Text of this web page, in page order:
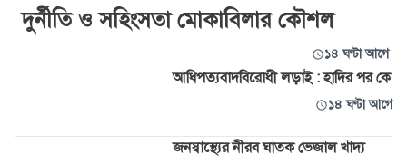
দুর্নীতি ও সহিংসতা মোকাবিলার কৌশল
১৪ ঘণ্টা আগে
আধিপত্যবাদবিরোধী লড়াই : হাদির পর কে
১৪ ঘণ্টা আগে
জনস্বাস্থ্যের নীরব ঘাতক ভেজাল খাদ্য